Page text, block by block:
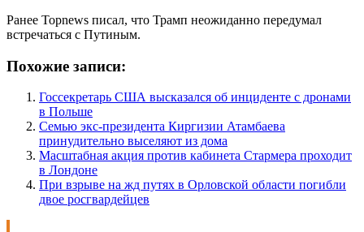
Ранее Topnews писал, что Трамп неожиданно передумал
встречаться с Путиным.
Похожие записи:
Госсекретарь США высказался об инциденте с дронами
в Польше
Семью экс-президента Киргизии Атамбаева
принудительно выселяют из дома
Масштабная акция против кабинета Стармера проходит
в Лондоне
При взрыве на жд путях в Орловской области погибли
двое росгвардейцев